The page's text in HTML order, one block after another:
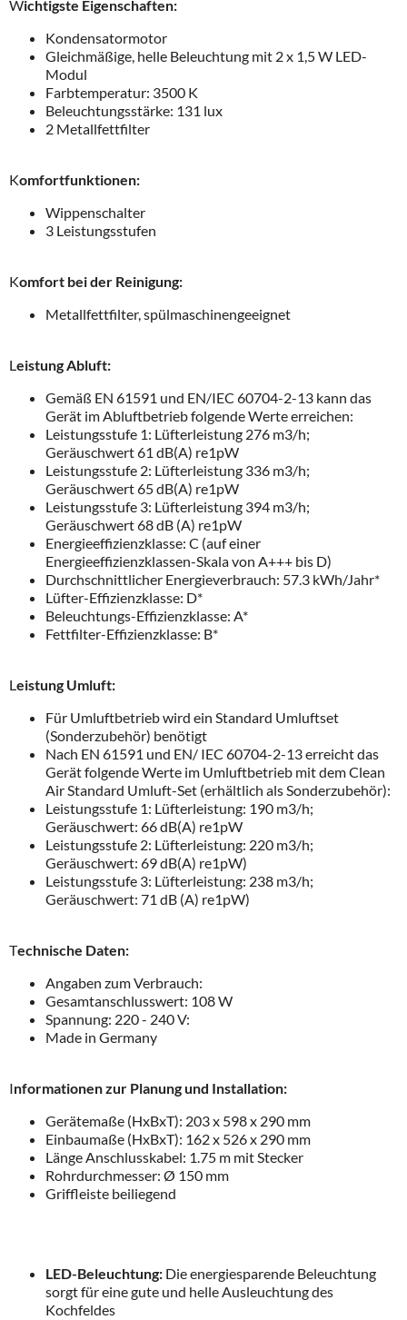
Wichtigste Eigenschaften:
Kondensatormotor
Gleichmäßige, helle Beleuchtung mit 2 x 1,5 W LED-
Modul
Farbtemperatur: 3500 K
Beleuchtungsstärke: 131 lux
2 Metallfettfilter
Komfortfunktionen:
Wippenschalter
3 Leistungsstufen
Komfort bei der Reinigung:
Metallfettfilter, spülmaschinengeeignet
Leistung Abluft:
Gemäß EN 61591 und EN/IEC 60704-2-13 kann das
Gerät im Abluftbetrieb folgende Werte erreichen:
Leistungsstufe 1: Lüfterleistung 276 m3/h;
Geräuschwert 61 dB(A) re1pW
Leistungsstufe 2: Lüfterleistung 336 m3/h;
Geräuschwert 65 dB(A) re1pW
Leistungsstufe 3: Lüfterleistung 394 m3/h;
Geräuschwert 68 dB (A) re1pW
Energieeffizienzklasse: C (auf einer
Energieeffizienzklassen-Skala von A+++ bis D)
Durchschnittlicher Energieverbrauch: 57.3 kWh/Jahr*
Lüfter-Effizienzklasse: D*
Beleuchtungs-Effizienzklasse: A*
Fettfilter-Effizienzklasse: B*
Leistung Umluft:
Für Umluftbetrieb wird ein Standard Umluftset
(Sonderzubehör) benötigt
Nach EN 61591 und EN/ IEC 60704-2-13 erreicht das
Gerät folgende Werte im Umluftbetrieb mit dem Clean
Air Standard Umluft-Set (erhältlich als Sonderzubehör):
Leistungsstufe 1: Lüfterleistung: 190 m3/h;
Geräuschwert: 66 dB(A) re1pW
Leistungsstufe 2: Lüfterleistung: 220 m3/h;
Geräuschwert: 69 dB(A) re1pW)
Leistungsstufe 3: Lüfterleistung: 238 m3/h;
Geräuschwert: 71 dB (A) re1pW)
Technische Daten:
Angaben zum Verbrauch:
Gesamtanschlusswert: 108 W
Spannung: 220 - 240 V:
Made in Germany
Informationen zur Planung und Installation:
Gerätemaße (HxBxT): 203 x 598 x 290 mm
Einbaumaße (HxBxT): 162 x 526 x 290 mm
Länge Anschlusskabel: 1.75 m mit Stecker
Rohrdurchmesser: Ø 150 mm
Griffleiste beiliegend
LED-Beleuchtung: Die energiesparende Beleuchtung
sorgt für eine gute und helle Ausleuchtung des
Kochfeldes